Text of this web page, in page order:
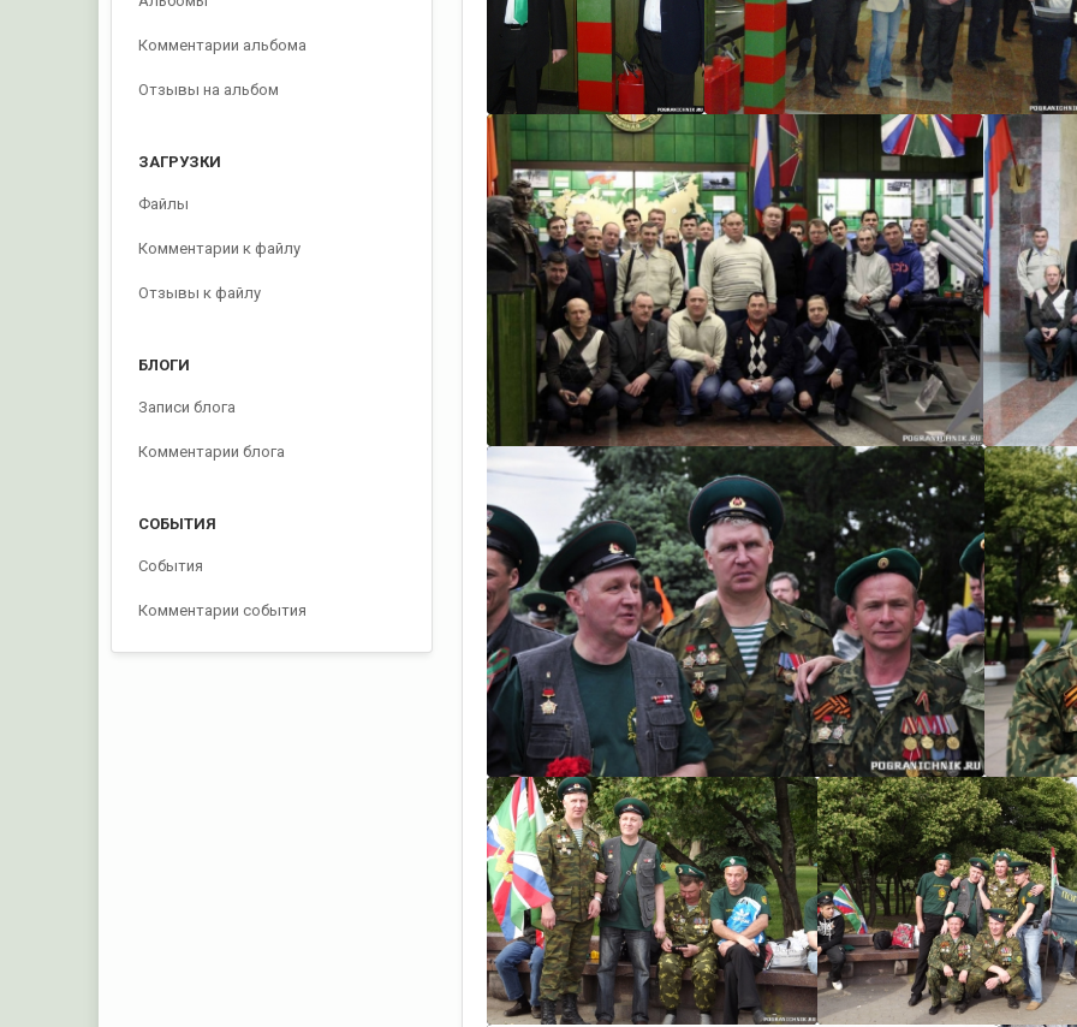
Комментарии альбома
Отзывы на альбом
ЗАГРУЗКИ
Файлы
Комментарии к файлу
Отзывы к файлу
БЛОГИ
Записи блога
Комментарии блога
СОБЫТИЯ
События
Комментарии события
urets urets
urets
urets
urets urets